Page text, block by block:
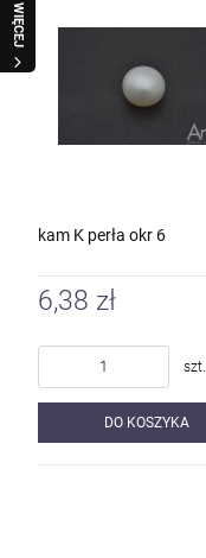
WIĘCEJ
kam K perła okr 6
6,38 zł
szt.
DO KOSZYKA